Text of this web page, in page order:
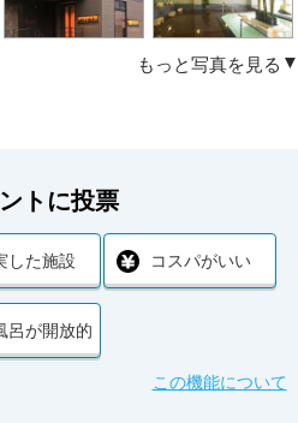
もっと写真を見る
トに投票
した施設 コスパがいい
呂が開放的
この機能について